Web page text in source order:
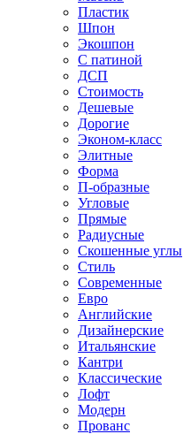
Пластик
Шпон
Экошпон
С патиной
ДСП
Стоимость
Дешевые
Дорогие
Эконом-класс
Элитные
Форма
П-образные
Угловые
Прямые
Радиусные
Скошенные углы
Стиль
Современные
Евро
Английские
Дизайнерские
Итальянские
Кантри
Классические
Лофт
Модерн
Прованс